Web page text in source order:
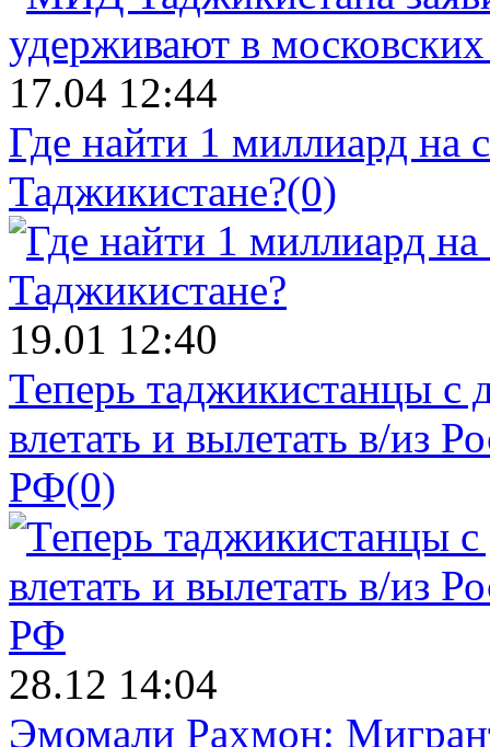
17.04 12:44
Где найти 1 миллиард на
Таджикистане?(0)
19.01 12:40
Теперь таджикистанцы с
влетать и вылетать в/из
РФ(0)
28.12 14:04
Эмомали Рахмон: